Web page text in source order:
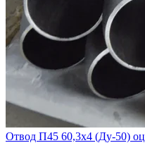
Отвод П45 60,3х4 (Ду-50)